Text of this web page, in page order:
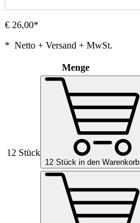
€ 26,00*
* Netto + Versand + MwSt.
Menge
12 Stück
12 Stück in den Warenkorb